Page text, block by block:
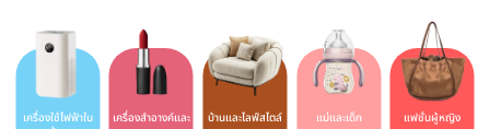
เครื่องใช้ไฟฟ้าใน
เครื่องสำอางค์และ
บ้านและไลฟ์สไตล์ แม่และเด็ก แฟชั่นผู้หญิง